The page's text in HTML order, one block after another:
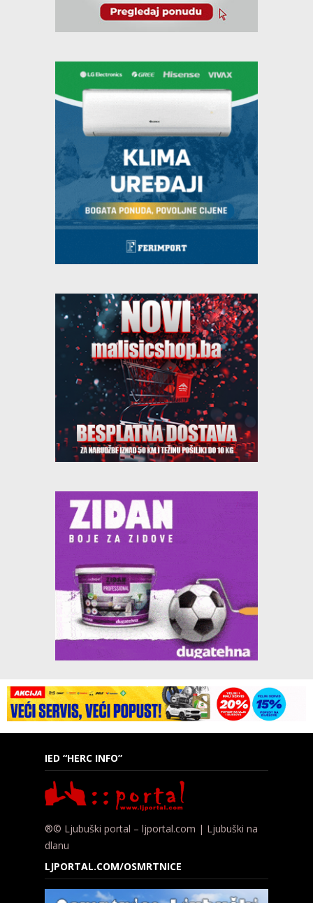
IED “HERC INFO”
®© Ljubuški portal – ljportal.com | Ljubuški na
dlanu
LJPORTAL.COM/OSMRTNICE